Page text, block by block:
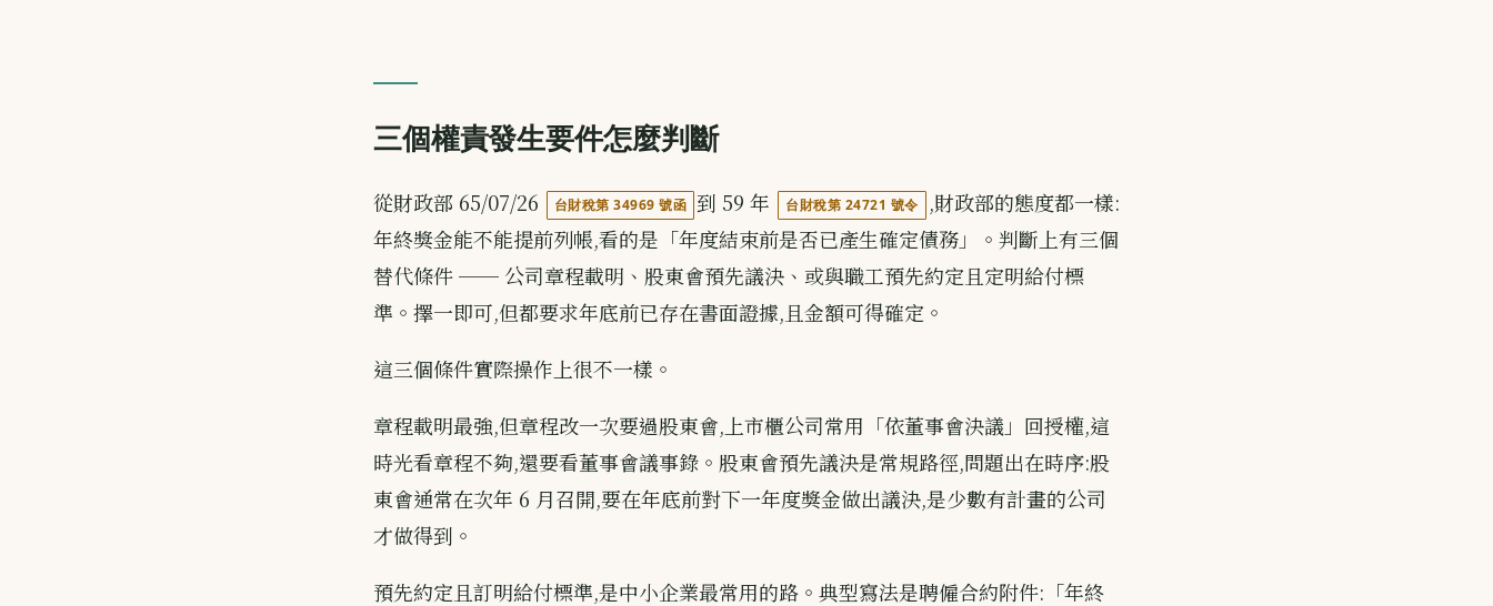
三個權責發生要件怎麼判斷
從財政部 65/07/26 台財稅第 34969 號函 到 59 年 台財稅第 24721 號令
,財政部的態度都一樣:
年終獎金能不能提前列帳,看的是「年度結束前是否已產生確定債務」。判斷上有三個
替代條件 ── 公司章程載明、股東會預先議決、或與職工預先約定且定明給付標
準。擇一即可,但都要求年底前已存在書面證據,且金額可得確定。
這三個條件實際操作上很不一樣。
章程載明最強,但章程改一次要過股東會,上市櫃公司常用「依董事會決議」回授權,這
時光看章程不夠,還要看董事會議事錄。股東會預先議決是常規路徑,問題出在時序:股
東會通常在次年 6 月召開,要在年底前對下一年度獎金做出議決,是少數有計畫的公司
才做得到。
預先約定且訂明給付標準,是中小企業最常用的路。典型寫法是聘僱合約附件:「年終